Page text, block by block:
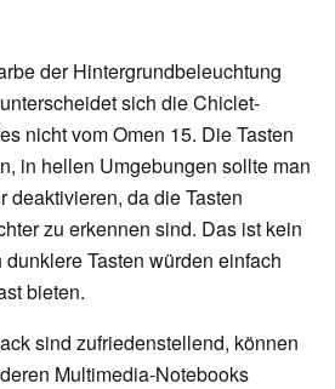
der Hintergrundbeleuchtung
sich die Chiclet-
nicht vom Omen 15. Die Tasten
in hellen Umgebungen sollte man
deaktivieren, da die Tasten
zu erkennen sind. Das ist kein
Tasten würden einfach
bieten.
sind zufriedenstellend, können
Multimedia-Notebooks